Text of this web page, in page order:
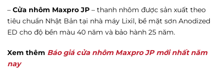
– Cửa nhôm Maxpro JP – thanh nhôm được sản xuất theo
tiêu chuẩn Nhật Bản tại nhà máy Lixil, bề mặt sơn Anodized
ED cho độ bền màu 40 năm và bảo hành 25 năm.
Xem thêm Báo giá cửa nhôm Maxpro JP mới nhất năm
nay